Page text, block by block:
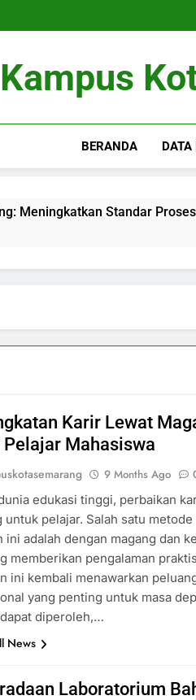
Kampus
BERANDA
Standar Proses
Karir Lewat
Pelajar Mahasiswa
9 Months Ago
edukasi tinggi, perbaikan
untuk pelajar. Salah satu
ini adalah dengan magang dan
memberikan pengalaman
ini kembali menawarkan
yang penting untuk masa
diperoleh,…
News
Laboratorium